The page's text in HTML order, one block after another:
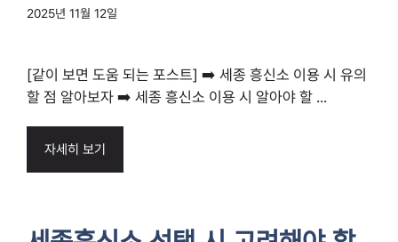
2025년 11월 12일
[같이 보면 도움 되는 포스트] ➡️ 세종 흥신소 이용 시 유의
할 점 알아보자 ➡️ 세종 흥신소 이용 시 알아야 할 ...
자세히 보기